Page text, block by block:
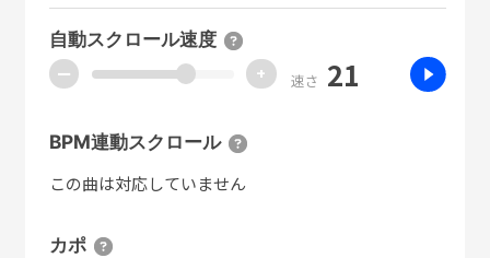
自動スクロール速度
ー + 速さ 21
BPM連動スクロール
この曲は対応していません
カポ